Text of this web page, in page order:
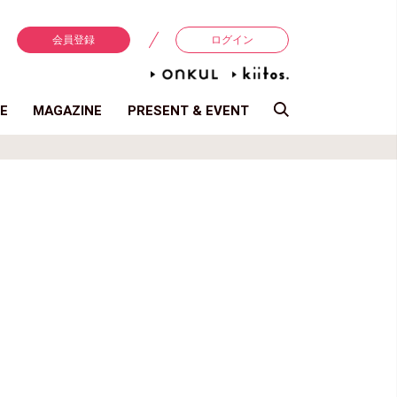
会員登録 ログイン
MAGAZINE PRESENT & EVENT